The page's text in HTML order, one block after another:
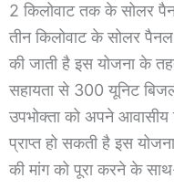
2 किलोवाट तक के सोलर
तीन किलोवाट के सोलर
की जाती है इस योजना के
सहायता से 300 यूनिट
उपभोक्ता को अपने
प्राप्त हो सकती है इस
की मांग को पूरा करने के